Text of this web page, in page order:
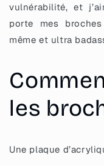
vulnérabilité, et
porte mes
même et ultra
les
Une plaque